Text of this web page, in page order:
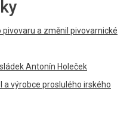
a změnil pivovarnické
Antonín Holeček
výrobce proslulého irského